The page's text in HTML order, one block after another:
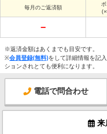
毎月のご返済額
－
※返済金額はあくまでも目安です。
※会員登録(無料)をして詳細情報を記
ションされとても便利になります。
電話で問合わせ
来